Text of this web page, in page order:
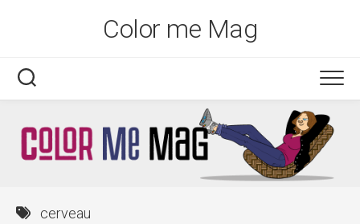
Color me Mag
cerveau